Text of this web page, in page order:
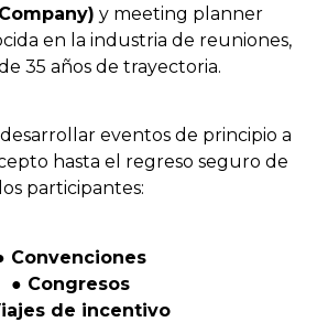
Company) y meeting planner
en la industria de reuniones,
35 años de trayectoria.
desarrollar eventos de principio a
hasta el regreso seguro de
los participantes:
Convenciones
● Congresos
de incentivo